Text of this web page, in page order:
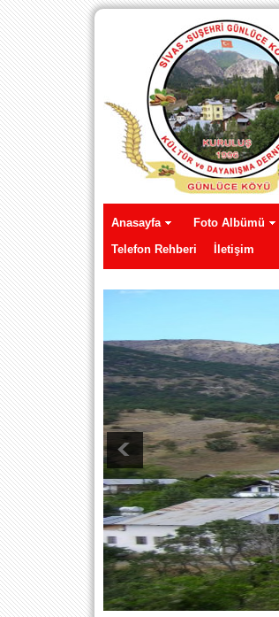
Anasayfa Foto Albümü
Telefon Rehberi
İletişim